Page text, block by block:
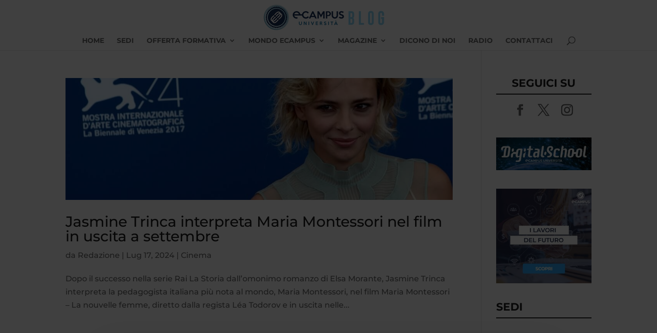
HOME SEDI OFFERTA FORMATIVA MONDO ECAMPUS MAGAZINE DICONO DI NOI RADIO CONTATTACI
Jasmine Trinca interpreta Maria Montessori nel film
in uscita a settembre
da Redazione | Lug 17, 2024 | Cinema
Dopo il successo nella serie Rai La Storia dall’omonimo romanzo di Elsa Morante, Jasmine Trinca
interpreta la pedagogista italiana più nota al mondo, Maria Montessori, nel film Maria Montessori
– La nouvelle femme, diretto dalla regista Léa Todorov e in uscita nelle...
SEGUICI SU
SEDI